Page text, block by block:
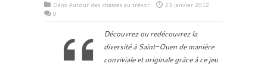
Dans Autour des chasses au trésor
23 janvier 2012
0
Découvrez ou redécouvrez la
diversité à Saint-Ouen de manière
conviviale et originale grâce à ce jeu